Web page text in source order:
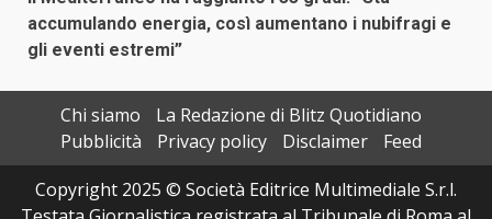
accumulando energia, così aumentano i nubifragi e
gli eventi estremi”
Chi siamo
La Redazione di Blitz Quotidiano
Pubblicità
Privacy policy Disclaimer
Feed
Copyright 2025 © Società Editrice Multimediale S.r.l.